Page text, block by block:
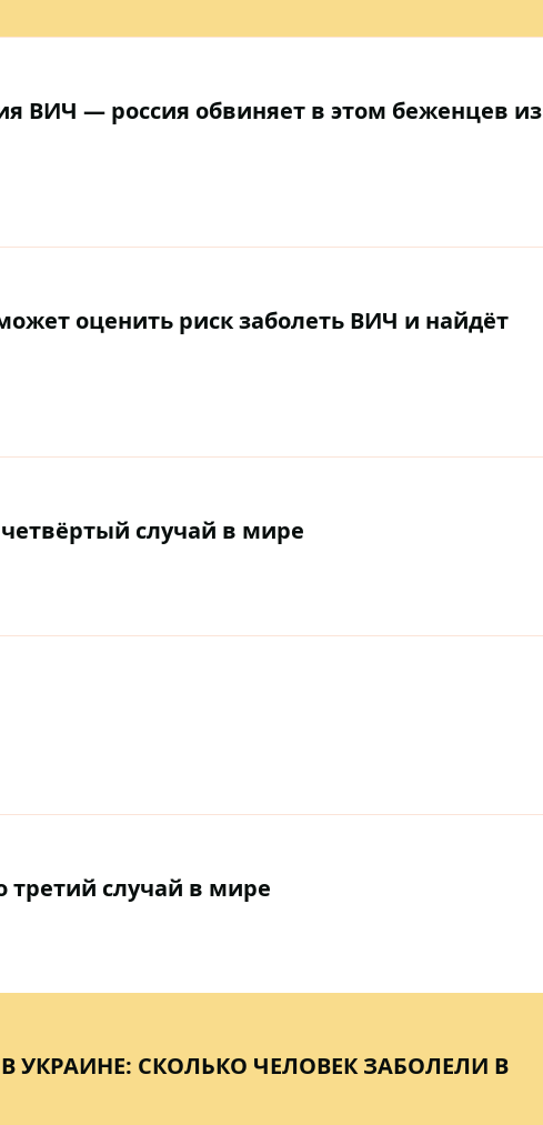
ВИЧ — россия обвиняет в этом беженцев из
оценить риск заболеть ВИЧ и найдёт
случай в мире
случай в мире
УКРАИНЕ: СКОЛЬКО ЧЕЛОВЕК ЗАБОЛЕЛИ В